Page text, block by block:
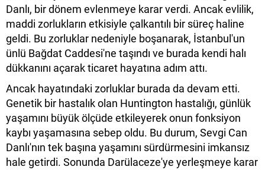
Danlı, bir dönem evlenmeye karar verdi. Ancak evlilik,
maddi zorlukların etkisiyle çalkantılı bir süreç haline
geldi. Bu zorluklar nedeniyle boşanarak, İstanbul'un
ünlü Bağdat Caddesi'ne taşındı ve burada kendi halı
dükkanını açarak ticaret hayatına adım attı.
Ancak hayatındaki zorluklar burada da devam etti.
Genetik bir hastalık olan Huntington hastalığı, günlük
yaşamını büyük ölçüde etkileyerek onun fonksiyon
kaybı yaşamasına sebep oldu. Bu durum, Sevgi Can
Danlı'nın tek başına yaşamını sürdürmesini imkansız
hale getirdi. Sonunda Darülaceze'ye yerleşmeye karar